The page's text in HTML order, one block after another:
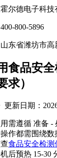
尔德电子科技
800-5896
东省潍坊市高
食品安
求）
新日期：
需遵循 准备 -
作都需围绕
食品安全检测
后预热 15-30